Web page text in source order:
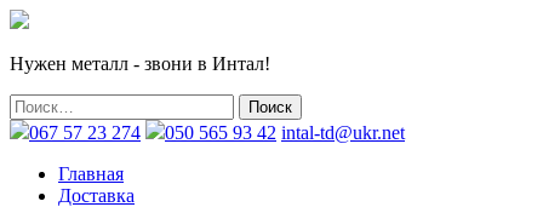
Нужен металл - звони в Интал!
067 57 23 274 050 565 93 42 intal-td@ukr.net
Главная
Доставка